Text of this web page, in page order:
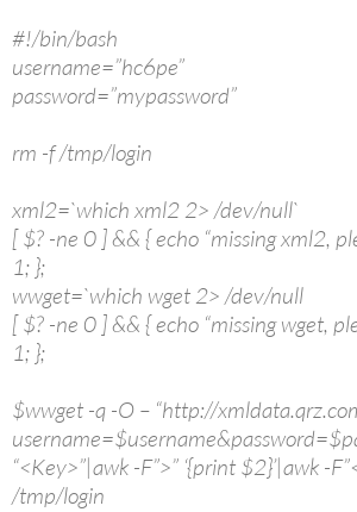
#!/bin/bash
username=”hc6pe”
password=”mypassword”
rm -f /tmp/login
xml2=`which xml2 2> /dev/null`
[ $? -ne 0 ] && { echo “missing xml2,
1; };
wwget=`which wget 2> /dev/null
[ $? -ne 0 ] && { echo “missing wget,
1; };
$wwget -q -O – “http://
“<Key>”|awk -F”>” ‘{print $2}’|awk -
/tmp/login